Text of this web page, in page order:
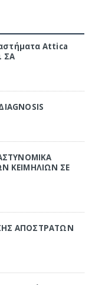
Attica
ΣΑ
ΚΕΙΜΗΛΙΩΝ ΣΕ
ΑΠΟΣΤΡΑΤΩΝ